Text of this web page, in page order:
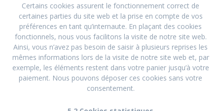
Certains cookies assurent le fonctionnement correct de
certaines parties du site web et la prise en compte de vos
préférences en tant qu’internaute. En plaçant des cookies
fonctionnels, nous vous facilitons la visite de notre site web.
Ainsi, vous n’avez pas besoin de saisir à plusieurs reprises les
mêmes informations lors de la visite de notre site web et, par
exemple, les éléments restent dans votre panier jusqu’à votre
paiement. Nous pouvons déposer ces cookies sans votre
consentement.